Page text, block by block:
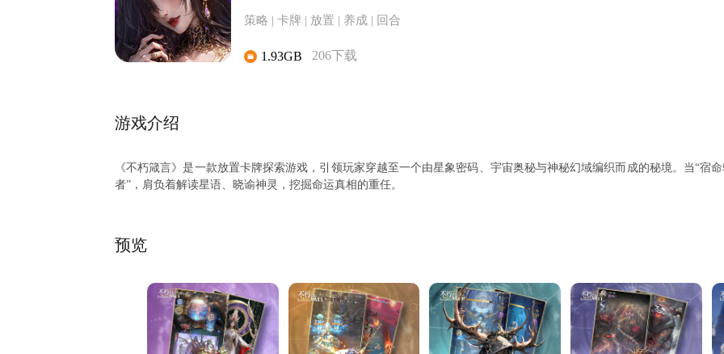
策略 | 卡牌 | 放置 | 养成 | 回合
1.93GB 206下载
游戏介绍
《不朽箴言》是一款放置卡牌探索游戏，引领玩家穿越至一个由星象密码、宇宙奥秘与神秘幻域编织而成的秘境。当“宿
者”，肩负着解读星语、晓谕神灵，挖掘命运真相的重任。
预览